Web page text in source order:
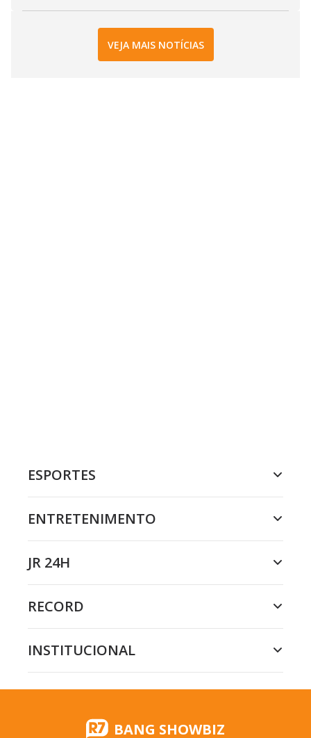
VEJA MAIS NOTÍCIAS
ESPORTES
ENTRETENIMENTO
JR 24H
RECORD
INSTITUCIONAL
BANG SHOWBIZ